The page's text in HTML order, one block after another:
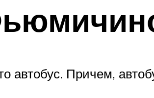
автобус. Причем,